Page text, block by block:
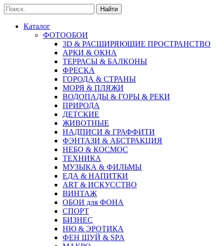
Найти
Каталог
ФОТООБОИ
3D & РАСШИРЯЮЩИЕ ПРОСТРАНСТВО
АРКИ & ОКНА
ТЕРРАСЫ & БАЛКОНЫ
ФРЕСКА
ГОРОДА & СТРАНЫ
МОРЯ & ПЛЯЖИ
ВОДОПАДЫ & ГОРЫ & РЕКИ
ПРИРОДА
ДЕТСКИЕ
ЖИВОТНЫЕ
НАДПИСИ & ГРАФФИТИ
ФЭНТАЗИ & АБСТРАКЦИЯ
НЕБО & КОСМОС
ТЕХНИКА
МУЗЫКА & ФИЛЬМЫ
ЕДА & НАПИТКИ
ART & ИСКУССТВО
ВИНТАЖ
ОБОИ для ФОНА
СПОРТ
БИЗНЕС
НЮ & ЭРОТИКА
ФЕН ШУЙ & SPA